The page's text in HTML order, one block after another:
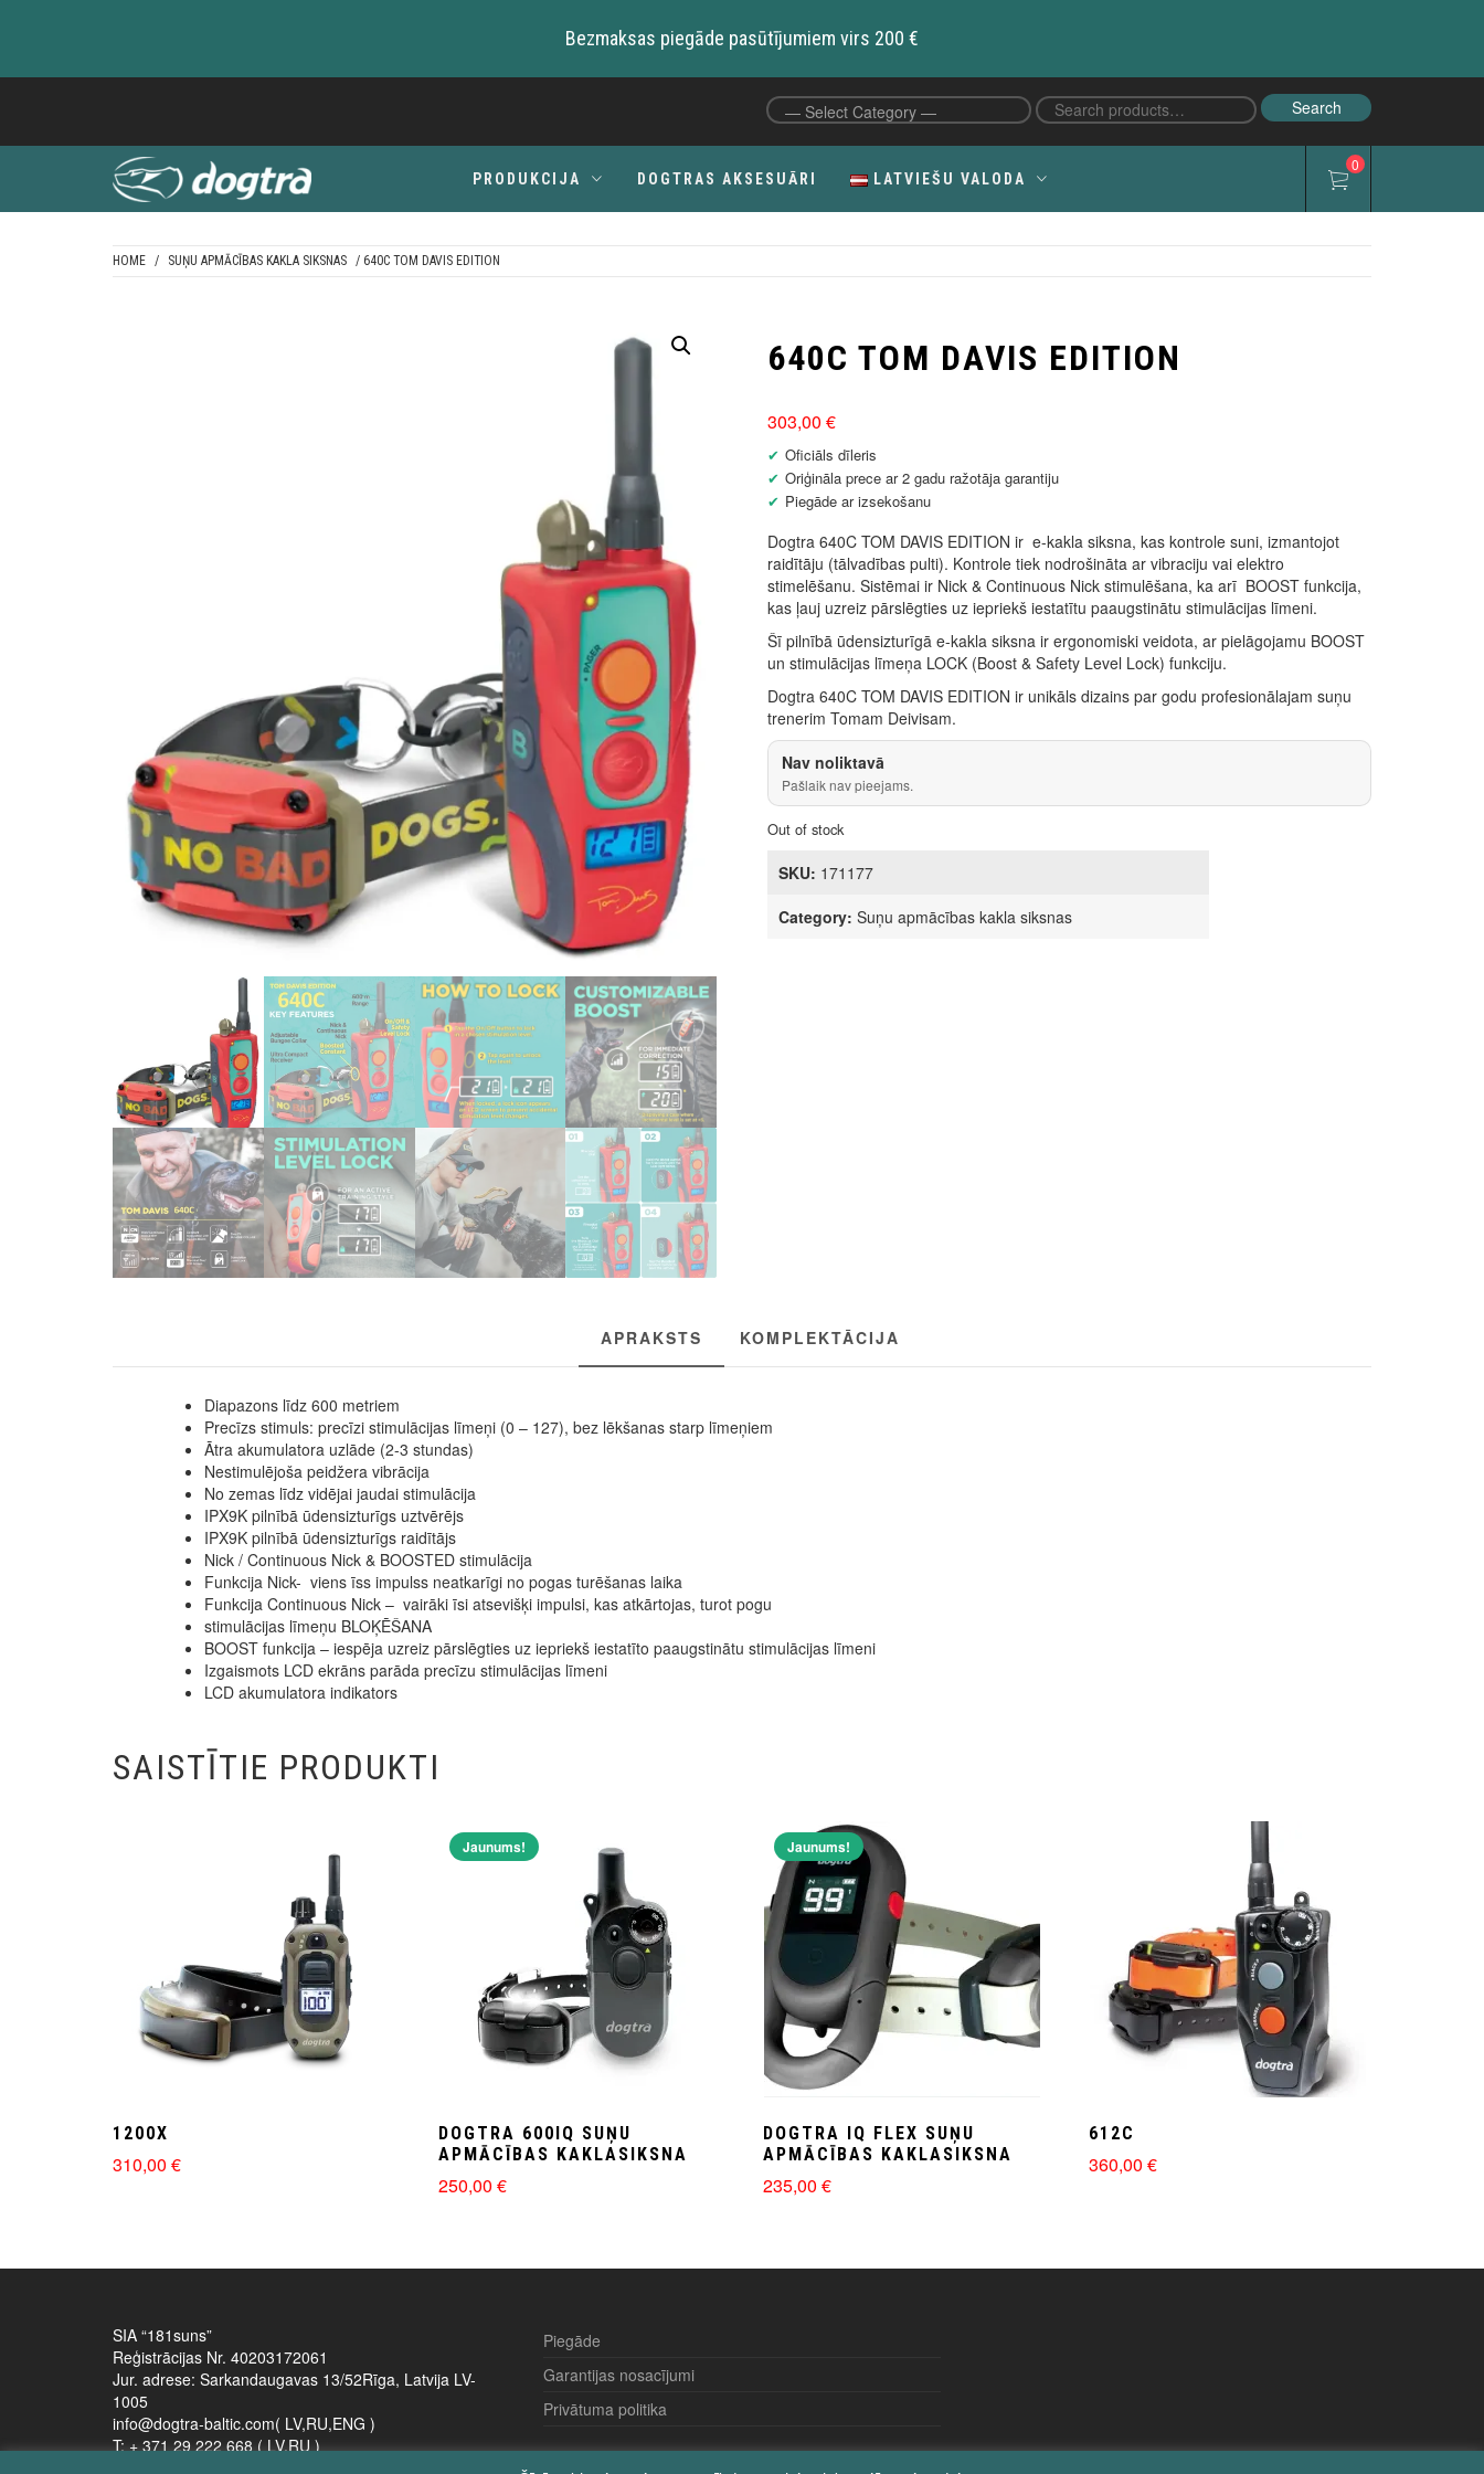
Bezmaksas piegāde pasūtījumiem virs 200 €
Search
for:
Search
PRODUKCIJA DOGTRAS AKSESUĀRI LATVIEŠU VALODA
0
HOME / SUŅU APMĀCĪBAS KAKLA SIKSNAS / 640C TOM DAVIS EDITION
640C TOM DAVIS EDITION
303,00 €
Oficiāls dīleris
Oriģināla prece ar 2 gadu ražotāja garantiju
Piegāde ar izsekošanu
Dogtra 640C TOM DAVIS EDITION ir e-kakla siksna, kas kontrole suni, izmantojot
raidītāju (tālvadības pulti). Kontrole tiek nodrošināta ar vibraciju vai elektro
stimelēšanu. Sistēmai ir Nick & Continuous Nick stimulēšana, ka arī BOOST funkcija,
kas ļauj uzreiz pārslēgties uz iepriekš iestatītu paaugstinātu stimulācijas līmeni.
Šī pilnībā ūdensizturīgā e-kakla siksna ir ergonomiski veidota, ar pielāgojamu BOOST
un stimulācijas līmeņa LOCK (Boost & Safety Level Lock) funkciju.
Dogtra 640C TOM DAVIS EDITION ir unikāls dizains par godu profesionālajam suņu
trenerim Tomam Deivisam.
Nav noliktavā
Pašlaik nav pieejams.
Out of stock
SKU: 171177
Category: Suņu apmācības kakla siksnas
APRAKSTS KOMPLEKTĀCIJA
Diapazons līdz 600 metriem
Precīzs stimuls: precīzi stimulācijas līmeņi (0 – 127), bez lēkšanas starp līmeņiem
Ātra akumulatora uzlāde (2-3 stundas)
Nestimulējoša peidžera vibrācija
No zemas līdz vidējai jaudai stimulācija
IPX9K pilnībā ūdensizturīgs uztvērējs
IPX9K pilnībā ūdensizturīgs raidītājs
Nick / Continuous Nick & BOOSTED stimulācija
Funkcija Nick- viens īss impulss neatkarīgi no pogas turēšanas laika
Funkcija Continuous Nick – vairāki īsi atsevišķi impulsi, kas atkārtojas, turot pogu
stimulācijas līmeņu BLOĶĒŠANA
BOOST funkcija – iespēja uzreiz pārslēgties uz iepriekš iestatīto paaugstinātu stimulācijas līmeni
Izgaismots LCD ekrāns parāda precīzu stimulācijas līmeni
LCD akumulatora indikators
SAISTĪTIE PRODUKTI
1200X
310,00 €
Jaunums!
DOGTRA 600IQ SUŅU
APMĀCĪBAS KAKLASIKSNA
250,00 €
Jaunums!
DOGTRA IQ FLEX SUŅU
APMĀCĪBAS KAKLASIKSNA
235,00€
612C
360,00€
SIA “181suns”
Reģistrācijas Nr. 40203172061
Jur. adrese: Sarkandaugavas 13/52Rīga, Latvija LV-
1005
info@dogtra-baltic.com( LV,RU,ENG )
T: + 371 29 222 668 ( LV,RU )
Piegāde
Garantijas nosacījumi
Privātuma politika